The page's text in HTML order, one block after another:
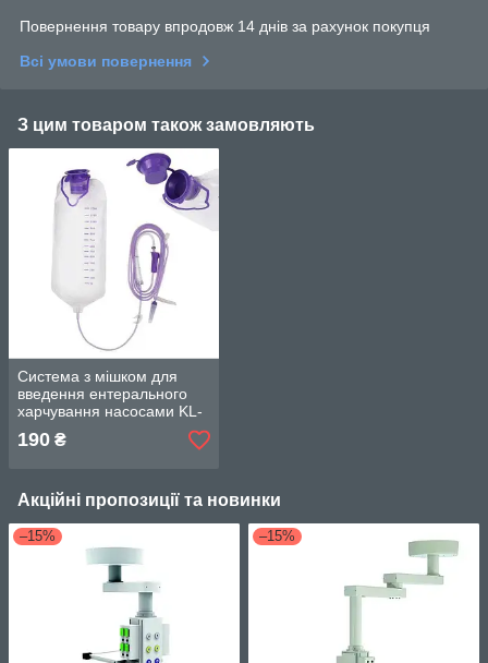
Повернення товару впродовж 14 днів за рахунок покупця
Всі умови повернення
З цим товаром також замовляють
Система з мішком для
введення ентерального
харчування насосами KL-
5021A
190 ₴
Акційні пропозиції та новинки
–15% –15%